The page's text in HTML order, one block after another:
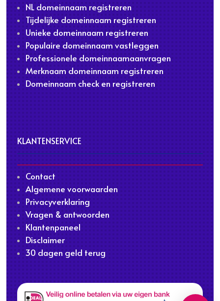
NL domeinnaam registreren
Tijdelijke domeinnaam registreren
Unieke domeinnaam registreren
Populaire domeinnaam vastleggen
Professionele domeinnaamaanvragen
Merknaam domeinnaam registreren
Domeinnaam check en registreren
KLANTENSERVICE
Contact
Algemene voorwaarden
Privacyverklaring
Vragen & antwoorden
Klantenpaneel
Disclaimer
30 dagen geld terug